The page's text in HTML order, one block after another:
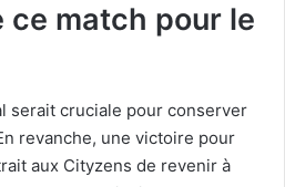
ce match pour le
serait cruciale pour conserver
revanche, une victoire pour
aux Cityzens de revenir à